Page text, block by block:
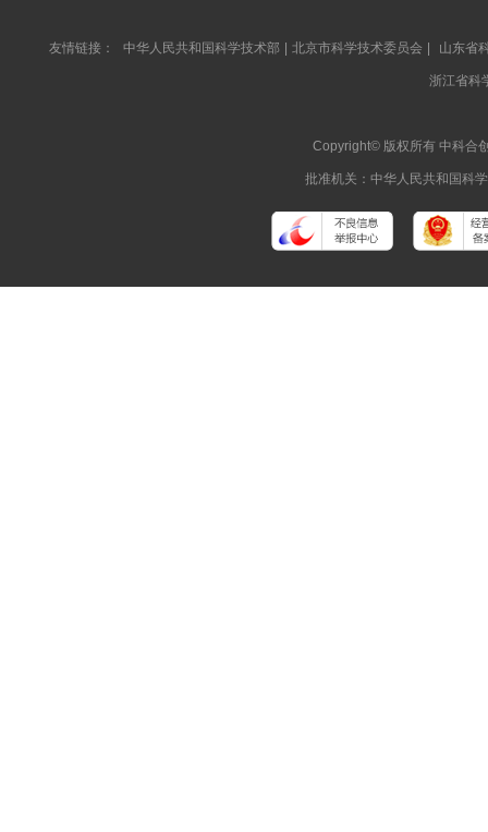
友情链接： 中华人民共和国科学技术部 北京市科学技术委员会 山东省
浙江省科
Copyright© 版权所有 中科
批准机关：中华人民共和国